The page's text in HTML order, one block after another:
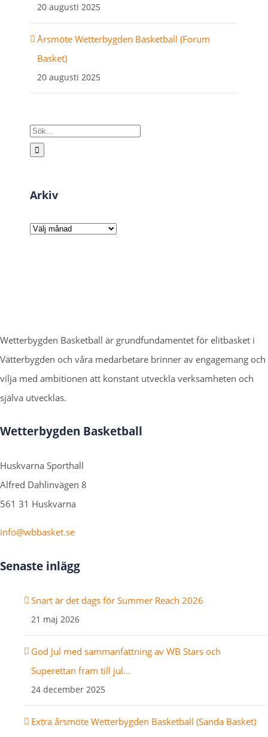
20 augusti 2025
Årsmöte Wetterbygden Basketball (Forum
Basket)
20 augusti 2025
Sök
efter:
Arkiv
Arkiv
Wetterbygden Basketball är grundfundamentet för elitbasket i
Vätterbygden och våra medarbetare brinner av engagemang och
vilja med ambitionen att konstant utveckla verksamheten och
själva utvecklas.
Wetterbygden Basketball
Huskvarna Sporthall
Alfred Dahlinvägen 8
561 31 Huskvarna
info@wbbasket.se
Senaste inlägg
Snart är det dags för Summer Reach 2026
21 maj 2026
God Jul med sammanfattning av WB Stars och
Superettan fram till jul…
24 december 2025
Extra årsmöte Wetterbygden Basketball (Sanda Basket)